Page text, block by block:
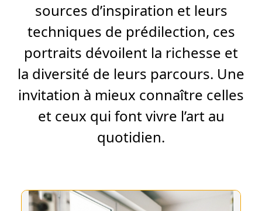
sources d’inspiration et leurs
techniques de prédilection, ces
portraits dévoilent la richesse et
la diversité de leurs parcours. Une
invitation à mieux connaître celles
et ceux qui font vivre l’art au
quotidien.